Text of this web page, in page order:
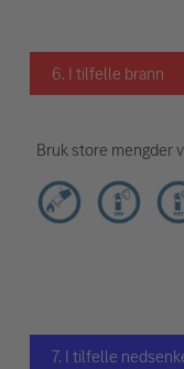
6. I tilfelle brann
Bruk store mengder
7. I tilfelle